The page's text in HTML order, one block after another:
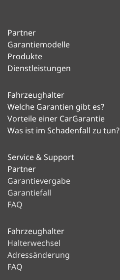
Partner
Garantiemodelle
Produkte
Dienstleistungen
Fahrzeughalter
Welche Garantien gibt es?
Vorteile einer CarGarantie
Was ist im Schadenfall zu tun?
Service & Support
Partner
Garantievergabe
Garantiefall
FAQ
Fahrzeughalter
Halterwechsel
Adressänderung
FAQ